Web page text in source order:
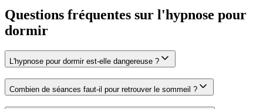
Questions fréquentes sur l'hypnose pour
dormir
L'hypnose pour dormir est-elle dangereuse ?
Combien de séances faut-il pour retrouver le sommeil ?